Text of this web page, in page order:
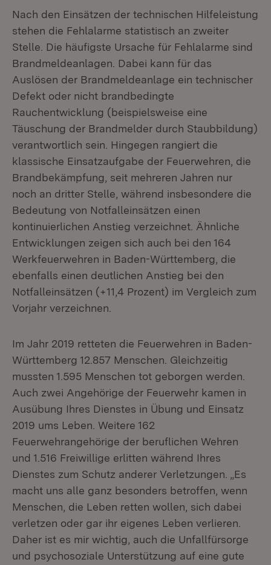
Nach den Einsätzen der technischen Hilfeleistung
stehen die Fehlalarme statistisch an zweiter
Stelle. Die häufigste Ursache für Fehlalarme sind
Brandmeldeanlagen. Dabei kann für das
Auslösen der Brandmeldeanlage ein technischer
Defekt oder nicht brandbedingte
Rauchentwicklung (beispielsweise eine
Täuschung der Brandmelder durch Staubbildung)
verantwortlich sein. Hingegen rangiert die
klassische Einsatzaufgabe der Feuerwehren, die
Brandbekämpfung, seit mehreren Jahren nur
noch an dritter Stelle, während insbesondere die
Bedeutung von Notfalleinsätzen einen
kontinuierlichen Anstieg verzeichnet. Ähnliche
Entwicklungen zeigen sich auch bei den 164
Werkfeuerwehren in Baden-Württemberg, die
ebenfalls einen deutlichen Anstieg bei den
Notfalleinsätzen (+11,4 Prozent) im Vergleich zum
Vorjahr verzeichnen.
Im Jahr 2019 retteten die Feuerwehren in Baden-
Württemberg 12.857 Menschen. Gleichzeitig
mussten 1.595 Menschen tot geborgen werden.
Auch zwei Angehörige der Feuerwehr kamen in
Ausübung Ihres Dienstes in Übung und Einsatz
2019 ums Leben. Weitere 162
Feuerwehrangehörige der beruflichen Wehren
und 1.516 Freiwillige erlitten während Ihres
Dienstes zum Schutz anderer Verletzungen. „Es
macht uns alle ganz besonders betroffen, wenn
Menschen, die Leben retten wollen, sich dabei
verletzen oder gar ihr eigenes Leben verlieren.
Daher ist es mir wichtig, auch die Unfallfürsorge
und psychosoziale Unterstützung auf eine gute